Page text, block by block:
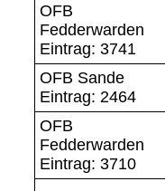
OFB
Fedderwarden
Eintrag: 3741
OFB Sande
Eintrag: 2464
OFB
Fedderwarden
Eintrag: 3710